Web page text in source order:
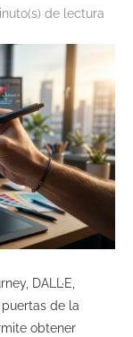
de lectura
DALL·E,
de la
obtener